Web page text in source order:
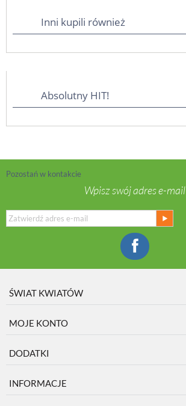
Inni kupili również
Absolutny HIT!
Pozostań w kontakcie
Wpisz swój adres e-mail
ŚWIAT KWIATÓW
MOJE KONTO
DODATKI
INFORMACJE